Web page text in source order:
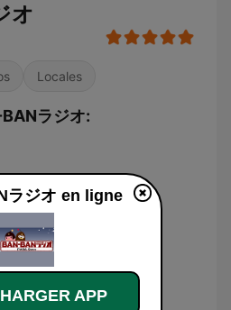
オ
Locales
ラジオ:
Iro
ラジオ en ligne
APP